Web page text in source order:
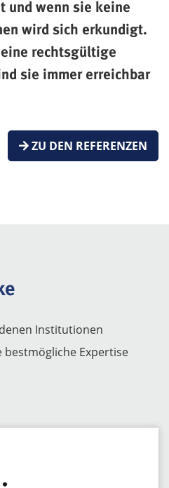
und wenn sie keine
wird sich erkundigt.
rechtsgültige
sie immer erreichbar
ZU DEN REFERENZEN
Institutionen
bestmögliche Expertise